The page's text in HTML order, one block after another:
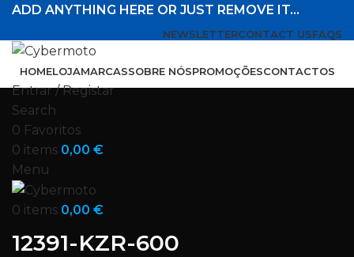
ADD ANYTHING HERE OR JUST REMOVE IT…
NEWSLETTERCONTACT USFAQS
HOMELOJAMARCASSOBRE NÓSPROMOÇÕESCONTACTOS
Entrar / Registar
Search
0 Favoritos
0 items 0,00 €
Menu
0 items 0,00 €
12391-KZR-600